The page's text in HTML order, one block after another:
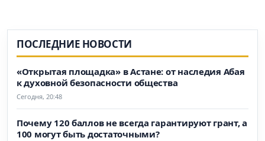
ПОСЛЕДНИЕ НОВОСТИ
«Открытая площадка» в Астане: от наследия Абая
к духовной безопасности общества
Сегодня, 20:48
Почему 120 баллов не всегда гарантируют грант, а
100 могут быть достаточными?